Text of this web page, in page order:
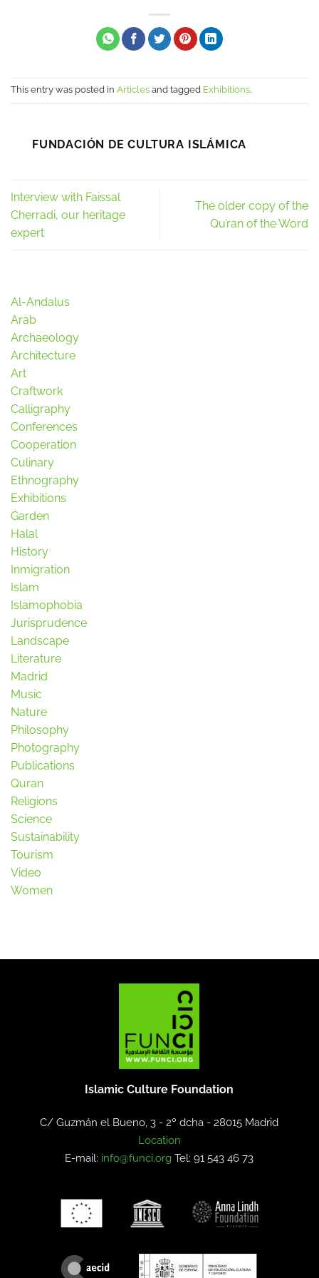
This entry was posted in Articles and tagged Exhibitions.
FUNDACIÓN DE CULTURA ISLÁMICA
Interview with Faissal
Cherradi, our heritage
expert
The older copy of the
Qu’ran of the Word
Al-Andalus
Arab
Archaeology
Architecture
Art
Craftwork
Calligraphy
Conferences
Cooperation
Culinary
Ethnography
Exhibitions
Garden
Halal
History
Inmigration
Islam
Islamophobia
Jurisprudence
Landscape
Literature
Madrid
Music
Nature
Philosophy
Photography
Publications
Quran
Religions
Science
Sustainability
Tourism
Video
Women
Islamic Culture Foundation
C/ Guzmán el Bueno, 3 - 2º dcha -28015 Madrid
Location
E-mail: info@funci.org Tel: 91 543 46 73